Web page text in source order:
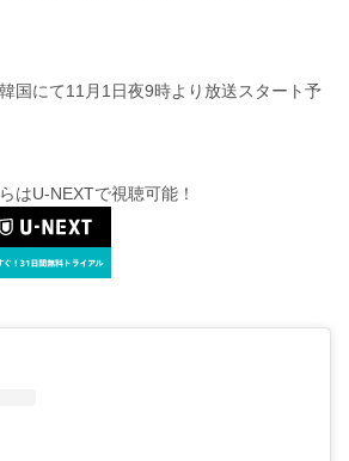
国にて11月1日夜9時より放送スタート予
はU-NEXTで視聴可能！